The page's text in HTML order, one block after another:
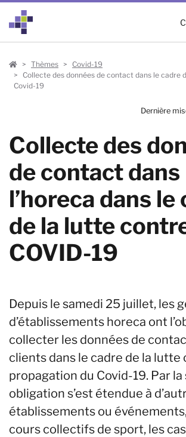
CitoyenThèmes
Covid-19
Collecte des données de contact dans le cadre
Covid-19
Dernière
Collecte des
de contact dans
l’horeca dans le
de la lutte
COVID-19
Depuis le samedi 25 juillet, les
d’établissements horeca ont
collecter les données de
clients dans le cadre de la lutte
propagation du Covid-19. Par
obligation s’est étendue à
établissements ou
cours collectifs de sport, les